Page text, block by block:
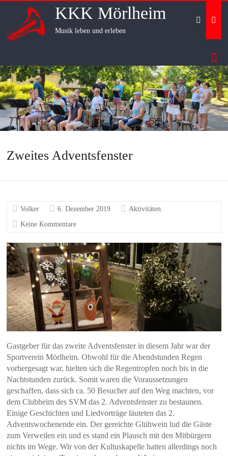
content
KKK Mörlheim
Musik leben und erleben
Zweites Adventsfenster
Volker 6. Dezember 2019
Aktivitäten
Keine Kommentare
Gastgeber für das zweite Adventsfenster in diesem Jahr war der
Sportverein Mörlheim. Obwohl für die Abendstunden Regen
vorhergesagt war, hielten sich die Regentropfen noch bis in die
Nachtstunden zurück. Somit waren die Voraussetzungen
geschaffen, dass sich ca. 50 Besucher auf den Weg machten, vor
dem Clubheim des SVM das 2. Adventsfenster zu bestaunen.
Einige Geschichten und Liedvorträge läuteten das 2.
Adventswochenende ein. Der gereichte Glühwein lud die Gäste
zum Verweilen ein und es stand ein Plausch mit den Mitbürgern
nichts im Wege. Wir von der Kultuskapelle hatten allerdings noch